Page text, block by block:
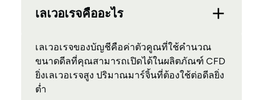
เลเวอเรจคืออะไร
เลเวอเรจของบัญชีคือค่าตัวคูณที่ใช้คำนวณ
ขนาดดีลที่คุณสามารถเปิดได้ในผลิตภัณฑ์ CFD
ยิ่งเลเวอเรจสูง ปริมาณมาร์จิ้นที่ต้องใช้ต่อดีลยิ่ง
ต่ำ